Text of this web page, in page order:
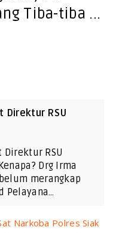
Tiba-tiba ...
Direktur RSU
RSU
Drg Irma
merangkap
Pelayana…
Narkoba Polres Siak